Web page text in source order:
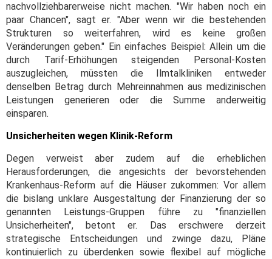
nachvollziehbarerweise nicht machen. "Wir haben noch ein
paar Chancen", sagt er. "Aber wenn wir die bestehenden
Strukturen so weiterfahren, wird es keine großen
Veränderungen geben." Ein einfaches Beispiel: Allein um die
durch Tarif-Erhöhungen steigenden Personal-Kosten
auszugleichen, müssten die Ilmtalkliniken entweder
denselben Betrag durch Mehreinnahmen aus medizinischen
Leistungen generieren oder die Summe anderweitig
einsparen.
Unsicherheiten wegen Klinik-Reform
Degen verweist aber zudem auf die erheblichen
Herausforderungen, die angesichts der bevorstehenden
Krankenhaus-Reform auf die Häuser zukommen: Vor allem
die bislang unklare Ausgestaltung der Finanzierung der so
genannten Leistungs-Gruppen führe zu "finanziellen
Unsicherheiten", betont er. Das erschwere derzeit
strategische Entscheidungen und zwinge dazu, Pläne
kontinuierlich zu überdenken sowie flexibel auf mögliche